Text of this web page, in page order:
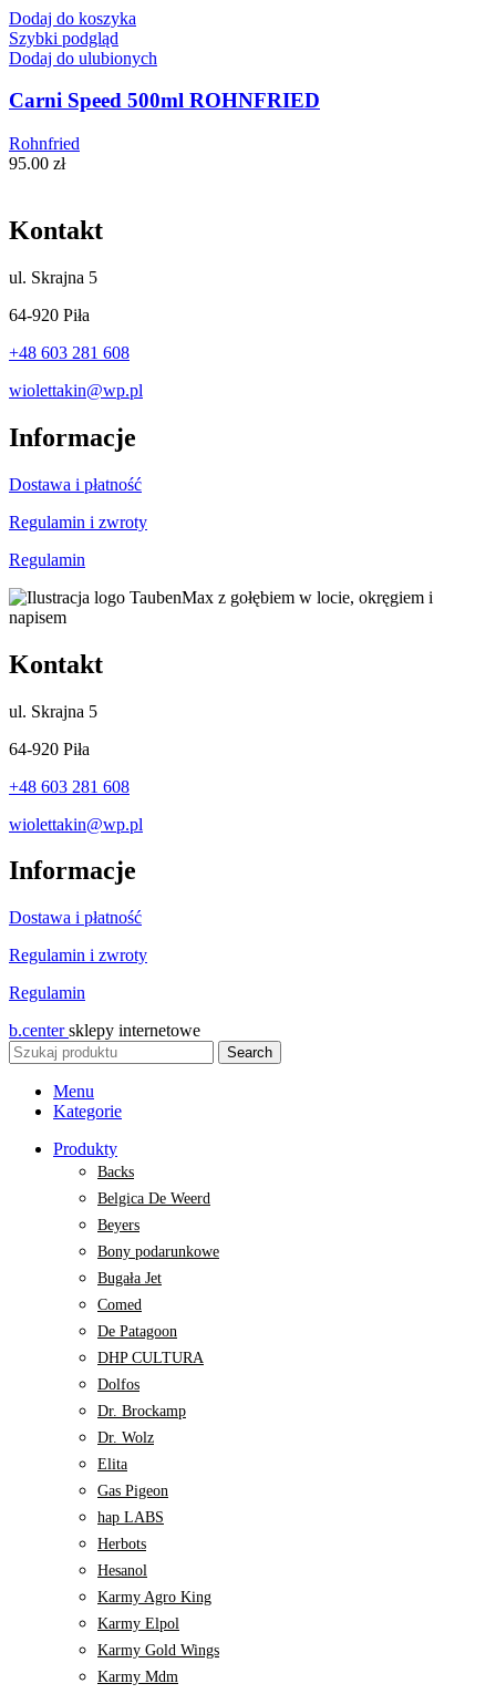
Dodaj do koszyka
Szybki podgląd
Dodaj do ulubionych
Carni Speed 500ml ROHNFRIED
Rohnfried
95.00 zł
Kontakt
ul. Skrajna 5
64-920 Piła
+48 603 281 608
wiolettakin@wp.pl
Informacje
Dostawa i płatność
Regulamin i zwroty
Regulamin
Kontakt
ul. Skrajna 5
64-920 Piła
+48 603 281 608
wiolettakin@wp.pl
Informacje
Dostawa i płatność
Regulamin i zwroty
Regulamin
b.centersklepy internetowe
Search
Menu
Kategorie
Produkty
Backs
Belgica De Weerd
Beyers
Bony podarunkowe
Bugała Jet
Comed
De Patagoon
DHP CULTURA
Dolfos
Dr. Brockamp
Dr. Wolz
Elita
Gas Pigeon
hap LABS
Herbots
Hesanol
Karmy Agro King
Karmy Elpol
Karmy Gold Wings
Karmy Mdm